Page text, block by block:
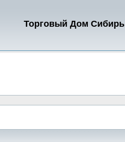
Торговый Дом Сибирь